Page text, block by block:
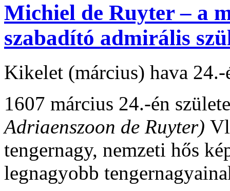
Michiel de Ruyter – a
szabadító admirális
Kikelet (március) hava
1607 március 24.-én
Adriaenszoon de Ruyter)
tengernagy, nemzeti hős
legnagyobb